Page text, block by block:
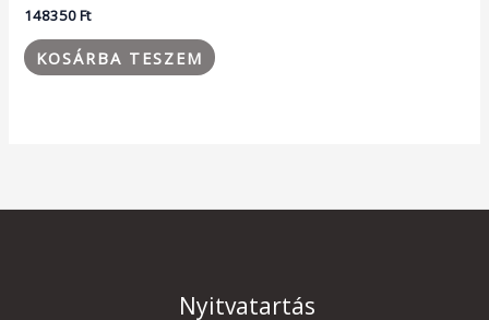
148350Ft
KOSÁRBA TESZEM
Nyitvatartás